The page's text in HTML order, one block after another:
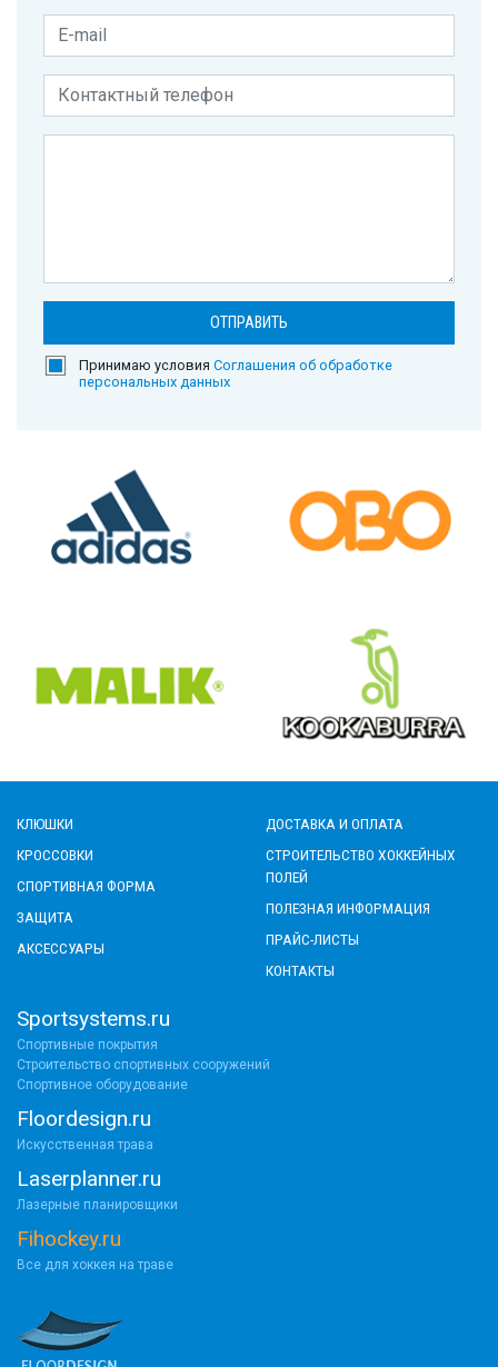
Принимаю условия Соглашения об обработке
персональных данных
КЛЮШКИ
КРОССОВКИ
СПОРТИВНАЯ ФОРМА
ЗАЩИТА
АКСЕССУАРЫ
ДОСТАВКА И ОПЛАТА
СТРОИТЕЛЬСТВО ХОККЕЙНЫХ
ПОЛЕЙ
ПОЛЕЗНАЯ ИНФОРМАЦИЯ
ПРАЙС-ЛИСТЫ
КОНТАКТЫ
Sportsystems.ru
Спортивные покрытия
Строительство спортивных сооружений
Спортивное оборудование
Floordesign.ru
Искусственная трава
Laserplanner.ru
Лазерные планировщики
Fihockey.ru
Все для хоккея на траве